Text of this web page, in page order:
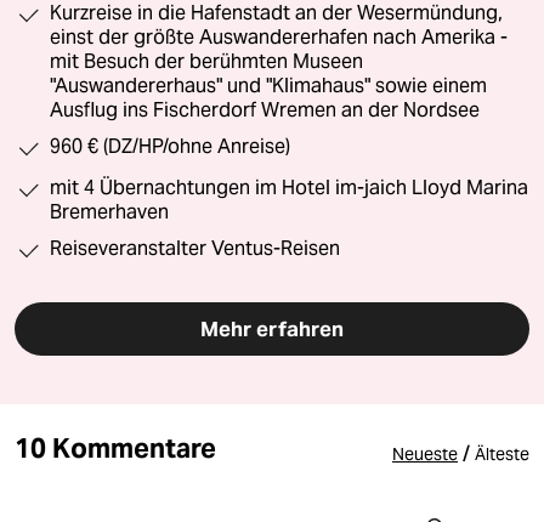
Kurzreise in die Hafenstadt an der Wesermündung,
einst der größte Auswandererhafen nach Amerika -
mit Besuch der berühmten Museen
"Auswandererhaus" und "Klimahaus" sowie einem
Ausflug ins Fischerdorf Wremen an der Nordsee
960 € (DZ/HP/ohne Anreise)
mit 4 Übernachtungen im Hotel im-jaich Lloyd Marina
Bremerhaven
Reiseveranstalter Ventus-Reisen
Mehr erfahren
10 Kommentare Neueste / Älteste